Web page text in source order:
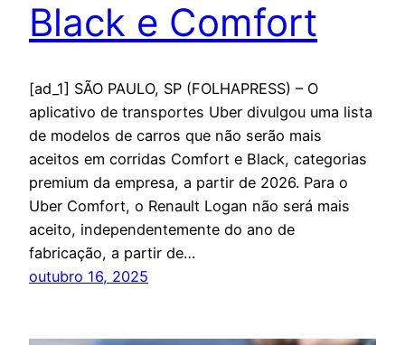
Black e Comfort
[ad_1] SÃO PAULO, SP (FOLHAPRESS) – O
aplicativo de transportes Uber divulgou uma lista
de modelos de carros que não serão mais
aceitos em corridas Comfort e Black, categorias
premium da empresa, a partir de 2026. Para o
Uber Comfort, o Renault Logan não será mais
aceito, independentemente do ano de
fabricação, a partir de…
outubro 16, 2025